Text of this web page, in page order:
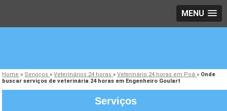
MENU
Home » Serviços»Veterinários 24 horas»Veterinário 24 horas em Poá» Onde
buscar serviços de veterinária 24 horas em Engenheiro Goulart
Serviços